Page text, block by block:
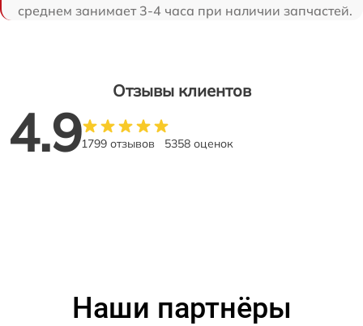
среднем занимает 3-4 часа при наличии запчастей.
Отзывы клиентов
4.91799 отзывов 5358 оценок
Наши партнёры